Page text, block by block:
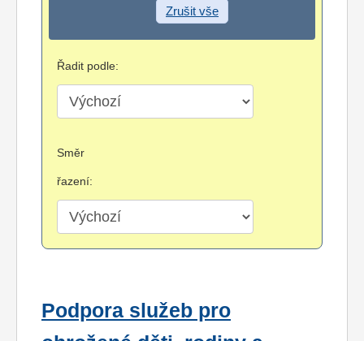
Zrušit vše
Řadit podle:
Směr
řazení:
Podpora služeb pro